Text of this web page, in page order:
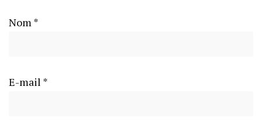
Nom *
E-mail *